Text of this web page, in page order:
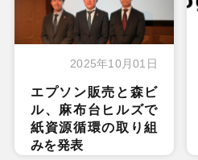
2025年10月01日
エプソン販売と森ビ
ル、麻布台ヒルズで
紙資源循環の取り組
みを発表